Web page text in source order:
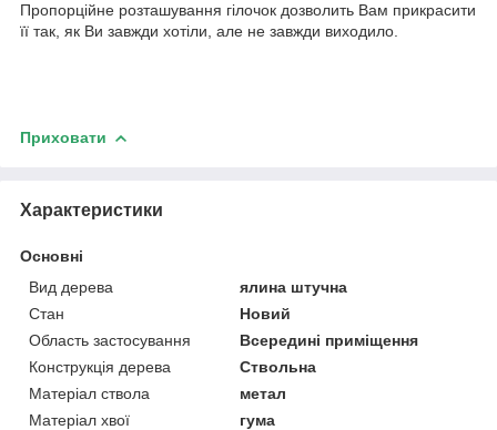
Пропорційне розташування гілочок дозволить Вам прикрасити
її так, як Ви завжди хотіли, але не завжди виходило.
Приховати
Характеристики
Основні
Вид дерева
ялина штучна
Стан
Новий
Область застосування
Всередині приміщення
Конструкція дерева
Ствольна
Матеріал ствола
метал
Матеріал хвої
гума